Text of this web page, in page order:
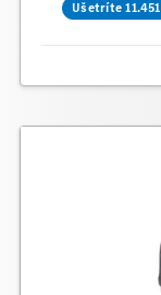
Ušetríte